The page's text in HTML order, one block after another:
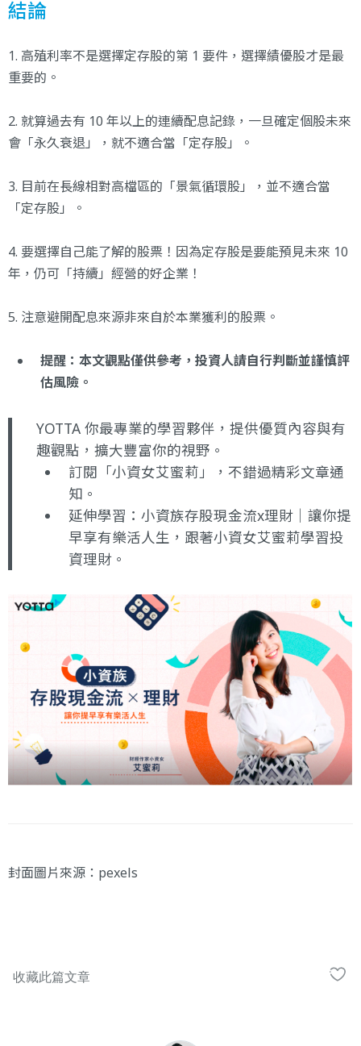
結論
1. 高殖利率不是選擇定存股的第 1 要件，選擇績優股才是最
重要的。
2. 就算過去有 10 年以上的連續配息記錄，一旦確定個股未來
會「永久衰退」，就不適合當「定存股」。
3. 目前在長線相對高檔區的「景氣循環股」，並不適合當
「定存股」。
4. 要選擇自己能了解的股票！因為定存股是要能預見未來 10
年，仍可「持續」經營的好企業！
5. 注意避開配息來源非來自於本業獲利的股票。
提醒：本文觀點僅供參考，投資人請自行判斷並謹慎評
估風險。
YOTTA 你最專業的學習夥伴，提供優質內容與有
趣觀點，擴大豐富你的視野。
訂閱 「小資女艾蜜莉」
，不錯過精彩文章通
知。
延伸學習： 小資族存股現金流x理財｜讓你提
早享有樂活人生 ，跟著小資女艾蜜莉學習投
資理財。
封面圖片來源： pexels